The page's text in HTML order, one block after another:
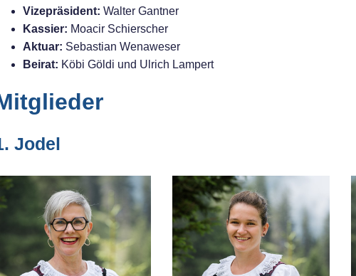
Vizepräsident: Walter Gantner
Kassier: Moacir Schierscher
Aktuar: Sebastian Wenaweser
Beirat: Köbi Göldi und Ulrich Lampert
Jodel